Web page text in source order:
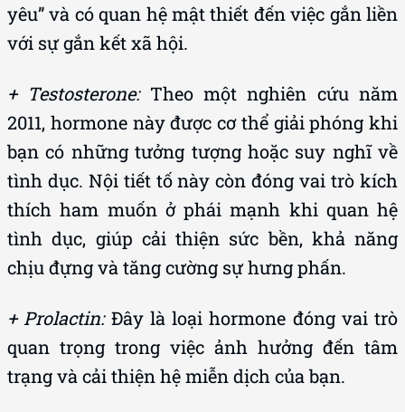
yêu” và có quan hệ mật thiết đến việc gắn liền
với sự gắn kết xã hội.
+ Testosterone:Theo một nghiên cứu năm
2011, hormone này được cơ thể giải phóng khi
bạn có những tưởng tượng hoặc suy nghĩ về
tình dục. Nội tiết tố này còn đóng vai trò kích
thích ham muốn ở phái mạnh khi quan hệ
tình dục, giúp cải thiện sức bền, khả năng
chịu đựng và tăng cường sự hưng phấn.
+ Prolactin: Đây là loại hormone đóng vai trò
quan trọng trong việc ảnh hưởng đến tâm
trạng và cải thiện hệ miễn dịch của bạn.